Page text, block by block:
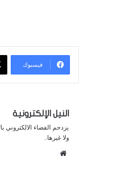
فيسبوك
النيل الإلكترونية
يزدحم الفضاء الالكتروني
ولا غيرها..